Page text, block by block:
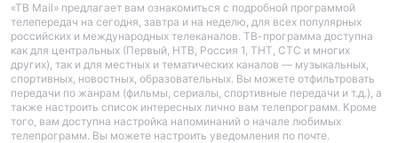
«ТВ Mail» предлагает вам ознакомиться с подробной программой
телепередач на сегодня, завтра и на неделю, для всех популярных
российских и международных телеканалов. ТВ-программа доступна
как для центральных (Первый, НТВ, Россия 1, ТНТ, СТС и многих
других), так и для местных и тематических каналов — музыкальных,
спортивных, новостных, образовательных. Вы можете отфильтровать
передачи по жанрам (фильмы, сериалы, спортивные передачи и т.д.), а
также настроить список интересных лично вам телепрограмм. Кроме
того, вам доступна настройка напоминаний о начале любимых
телепрограмм. Вы можете настроить уведомления по почте.